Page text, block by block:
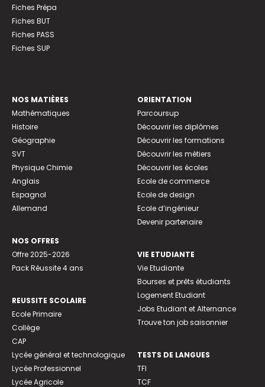
Fiches Prépa
Fiches BUT
Fiches PASS
Fiches SUP
NOS MATIÈRES
Mathématiques
Histoire
Géographie
SVT
Physique Chimie
Anglais
Espagnol
Allemand
NOS OFFRES
Offre 2025-2026
Pack Réussite 4 ans
REUSSITE SCOLAIRE
Ecole Primaire
Collège
CAP
Lycée général et technologique
Lycée Professionnel
Lycée Agricole
ORIENTATION
Parcoursup
Découvrir les diplômes
Découvrir les formations
Découvrir les métiers
Découvrir les écoles
Ecole de commerce
Ecole de design
Ecole d’ingénieur
Devenir partenaire
VIE ETUDIANTE
Vie Etudiante
Bourses et prêts étudiants
Logement Etudiant
Jobs Etudiant et Alternance
Trouve ton job saisonnier
TESTS DE LANGUES
TFI
TCF